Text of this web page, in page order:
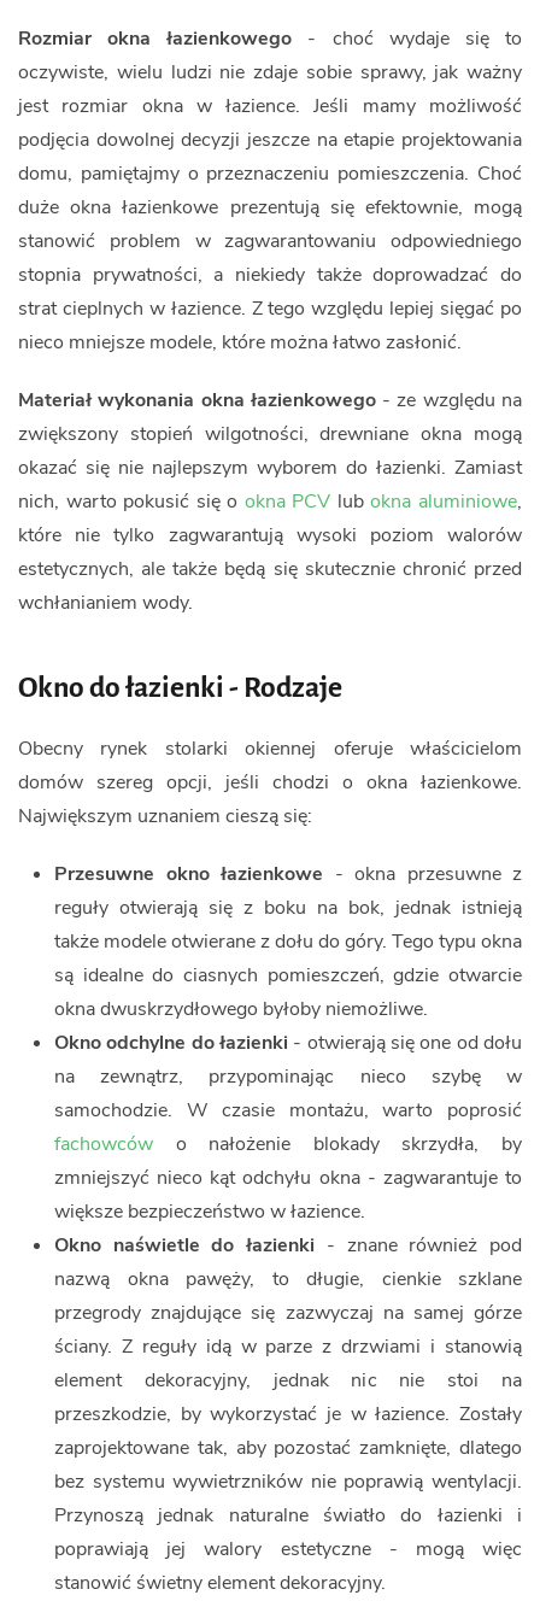
Rozmiar okna łazienkowego - choć wydaje się to
oczywiste, wielu ludzi nie zdaje sobie sprawy, jak ważny
jest rozmiar okna w łazience. Jeśli mamy możliwość
podjęcia dowolnej decyzji jeszcze na etapie projektowania
domu, pamiętajmy o przeznaczeniu pomieszczenia. Choć
duże okna łazienkowe prezentują się efektownie, mogą
stanowić problem w zagwarantowaniu odpowiedniego
stopnia prywatności, a niekiedy także doprowadzać do
strat cieplnych w łazience. Z tego względu lepiej sięgać po
nieco mniejsze modele, które można łatwo zasłonić.
Materiał wykonania okna łazienkowego- ze względu na
zwiększony stopień wilgotności, drewniane okna mogą
okazać się nie najlepszym wyborem do łazienki. Zamiast
nich, warto pokusić się o okna PCV lubokna aluminiowe,
które nie tylko zagwarantują wysoki poziom walorów
estetycznych, ale także będą się skutecznie chronić przed
wchłanianiem wody.
Okno do łazienki - Rodzaje
Obecny rynek stolarki okiennej oferuje właścicielom
domów szereg opcji, jeśli chodzi o okna łazienkowe.
Największym uznaniem cieszą się:
Przesuwne okno łazienkowe - okna przesuwne z
reguły otwierają się z boku na bok, jednak istnieją
także modele otwierane z dołu do góry. Tego typu okna
są idealne do ciasnych pomieszczeń, gdzie otwarcie
okna dwuskrzydłowego byłoby niemożliwe.
Okno odchylne do łazienki - otwierają się one od dołu
na zewnątrz, przypominając nieco szybę w
samochodzie. W czasie montażu, warto poprosić
fachowców o nałożenie blokady skrzydła, by
zmniejszyć nieco kąt odchyłu okna - zagwarantuje to
większe bezpieczeństwo w łazience.
Okno naświetle do łazienki - znane również pod
nazwą okna pawęży, to długie, cienkie szklane
przegrody znajdujące się zazwyczaj na samej górze
ściany. Z reguły idą w parze z drzwiami i stanowią
element dekoracyjny, jednak nic nie stoi na
przeszkodzie, by wykorzystać je w łazience. Zostały
zaprojektowane tak, aby pozostać zamknięte, dlatego
bez systemu wywietrzników nie poprawią wentylacji.
Przynoszą jednak naturalne światło do łazienki i
poprawiają jej walory estetyczne - mogą więc
stanowić świetny element dekoracyjny.